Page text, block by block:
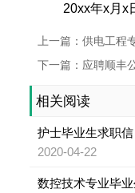
20xx年x月x
上一篇：供电工程
下一篇：应聘顺丰
相关阅读
护士毕业生求职信
2020-04-22
数控技术专业毕